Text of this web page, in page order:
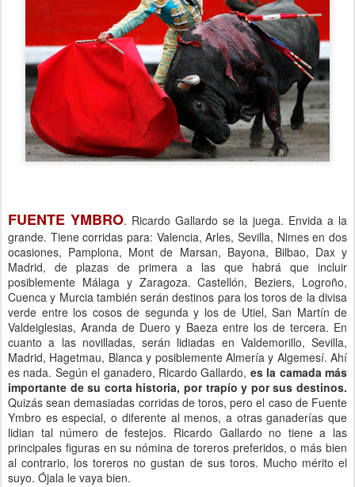
FUENTE YMBRO. Ricardo Gallardo se la juega. Envida a la
grande. Tiene corridas para: Valencia, Arles, Sevilla, Nimes en dos
ocasiones, Pamplona, Mont de Marsan, Bayona, Bilbao, Dax y
Madrid, de plazas de primera a las que habrá que incluir
posiblemente Málaga y Zaragoza. Castellón, Beziers, Logroño,
Cuenca y Murcia también serán destinos para los toros de la divisa
verde entre los cosos de segunda y los de Utiel, San Martín de
Valdeiglesias, Aranda de Duero y Baeza entre los de tercera. En
cuanto a las novilladas, serán lidiadas en Valdemorillo, Sevilla,
Madrid, Hagetmau, Blanca y posiblemente Almería y Algemesí. Ahí
es nada. Según el ganadero, Ricardo Gallardo, es la camada más
importante de su corta historia, por trapío y por sus destinos.
Quizás sean demasiadas corridas de toros, pero el caso de Fuente
Ymbro es especial, o diferente al menos, a otras ganaderías que
lidian tal número de festejos. Ricardo Gallardo no tiene a las
principales figuras en su nómina de toreros preferidos, o más bien
al contrario, los toreros no gustan de sus toros. Mucho mérito el
suyo. Ójala le vaya bien.